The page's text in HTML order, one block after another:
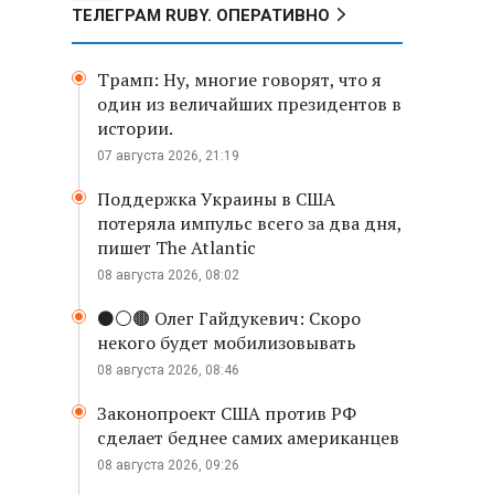
ТЕЛЕГРАМ RUBY. ОПЕРАТИВНО
Трамп: Ну, многие говорят, что я
один из величайших президентов в
истории.
07 августа 2026, 21:19
Поддержка Украины в США
потеряла импульс всего за два дня,
пишет The Atlantic
08 августа 2026, 08:02
⚫️⚪️🟤 Олег Гайдукевич: Скоро
некого будет мобилизовывать
08 августа 2026, 08:46
Законопроект США против РФ
сделает беднее самих американцев
08 августа 2026, 09:26